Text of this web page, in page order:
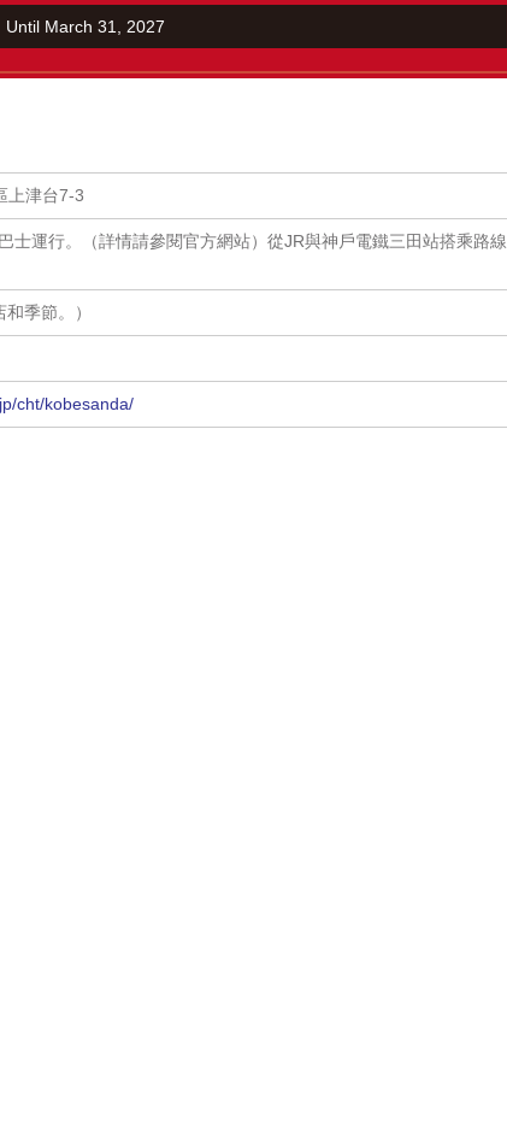
Until March 31, 2027
上津台7-3
士運行。（詳情請參閱官方網站）從JR與神戶電鐵三田站搭乘路線
季節。）
cht/kobesanda/